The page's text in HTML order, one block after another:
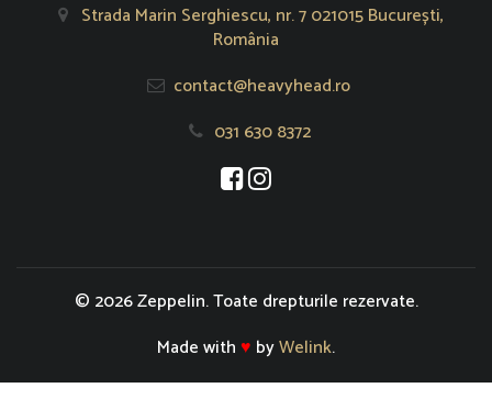
Strada Marin Serghiescu, nr. 7 021015 București,
România
contact@heavyhead.ro
031 630 8372
Se deschide într-o fereastră nouă
Se deschide într-o fereastră
© 2026 Zeppelin. Toate drepturile rezervate.
Made with♥ byWelink.